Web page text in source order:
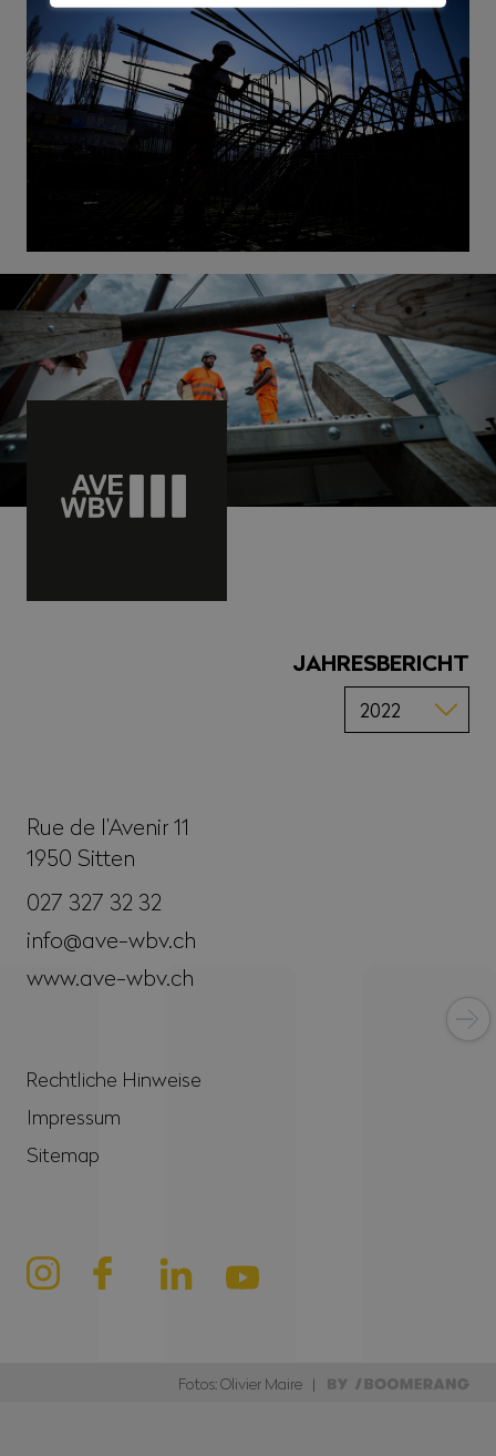
Rue de l’Avenir 11
1950 Sitten
027 327 32 32
info@ave-wbv.ch
www.ave-wbv.ch
Rechtliche Hinweise
Impressum
Sitemap
JAHRESBERICHT
Fotos: Olivier Maire |